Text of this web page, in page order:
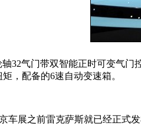
32气门带双智能正时可变气
，配备的6速自动变速箱。
车展之前雷克萨斯就已经正式